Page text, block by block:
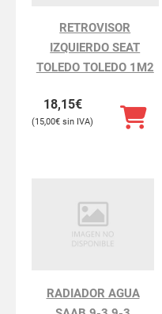
RETROVISOR
IZQUIERDO SEAT
TOLEDO TOLEDO 1M2
18,15€
15,00€
RADIADOR AGUA